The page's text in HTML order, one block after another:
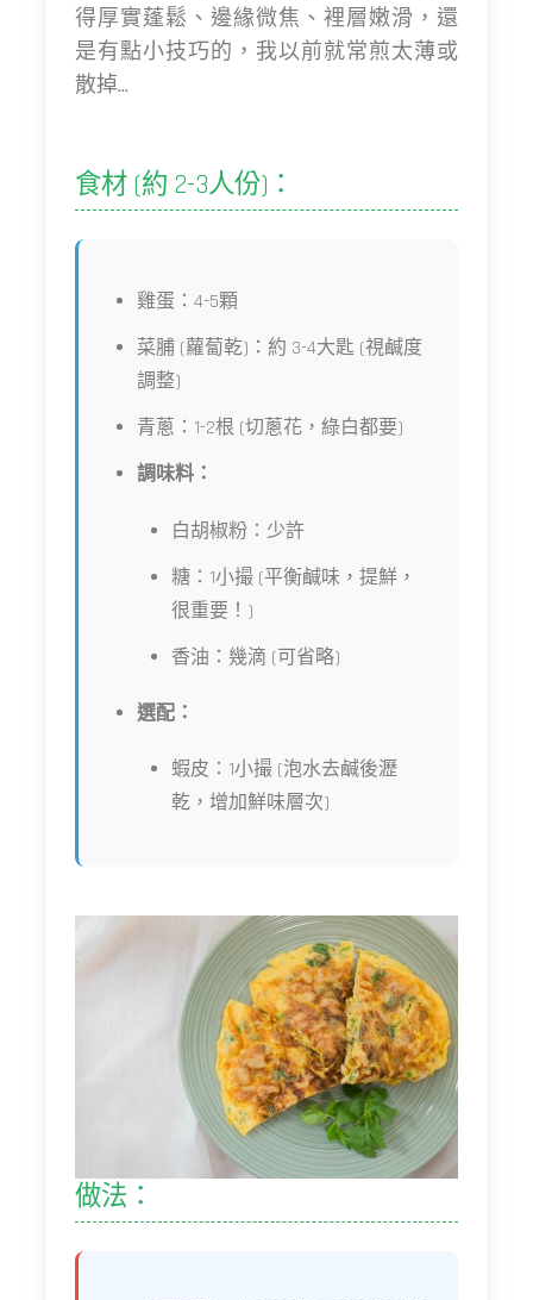
得厚實蓬鬆、邊緣微焦、裡層嫩滑，還
是有點小技巧的，我以前就常煎太薄或
散掉...
食材 (約 2-3人份)：
雞蛋：4-5顆
菜脯 (蘿蔔乾)：約 3-4大匙 (視鹹度
調整)
青蔥：1-2根 (切蔥花，綠白都要)
調味料：
白胡椒粉：少許
糖：1小撮 (平衡鹹味，提鮮，
很重要！)
香油：幾滴 (可省略)
選配：
蝦皮：1小撮 (泡水去鹹後瀝
乾，增加鮮味層次)
做法：